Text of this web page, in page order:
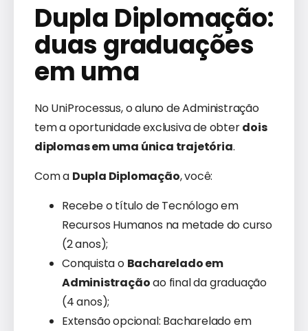
Dupla Diplomação:
duas graduações
em uma
No UniProcessus, o aluno de Administração
tem a oportunidade exclusiva de obterdois
diplomas em uma única trajetória.
Com a Dupla Diplomação, você:
Recebe o título de Tecnólogo em
Recursos Humanos na metade do curso
(2 anos);
Conquista o Bacharelado em
Administraçãoao final da graduação
(4 anos);
Extensão opcional: Bacharelado em